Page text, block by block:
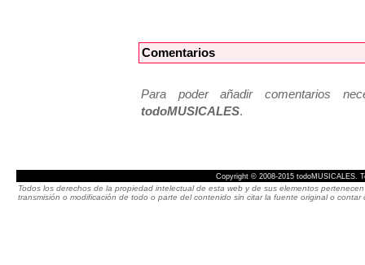
Comentarios
Para poder añadir comentarios
todoMUSICALES.
Copyright © 2008-2015 todoMUSICALES.
Todos los derechos de la propiedad intelectual de esta web y de sus elementos
transmisión o modificación de todo o parte del contenido sin citar la fuente original o